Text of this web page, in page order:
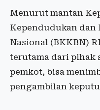
Menurut mantan
Kependudukan dan
Nasional (BKKBN)
terutama dari pihak
pemkot, bisa
pengambilan